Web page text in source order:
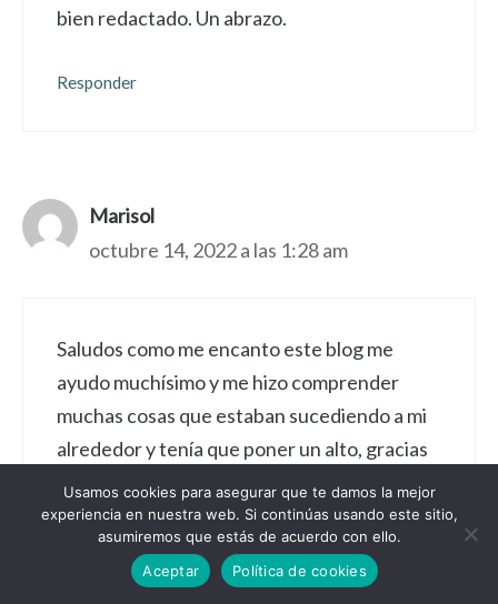
bien redactado. Un abrazo.
Responder
Marisol
octubre 14, 2022 a las 1:28 am
Saludos como me encanto este blog me
ayudo muchísimo y me hizo comprender
muchas cosas que estaban sucediendo a mi
alrededor y tenía que poner un alto, gracias
Responder
Usamos cookies para asegurar que te damos la mejor
experiencia en nuestra web. Si continúas usando este sitio,
asumiremos que estás de acuerdo con ello.
Aceptar
Política de cookies